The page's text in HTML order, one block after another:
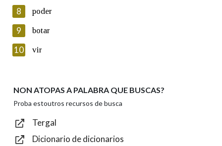
Lin e acepto as condicións da política de
Introduce o código que aparece na imaxe:
Texto de verificación
8 poder
9 botar
10 vir
NON ATOPAS A PALABRA QUE BUSCAS?
Proba estoutros recursos de busca
Tergal
Dicionario de dicionarios